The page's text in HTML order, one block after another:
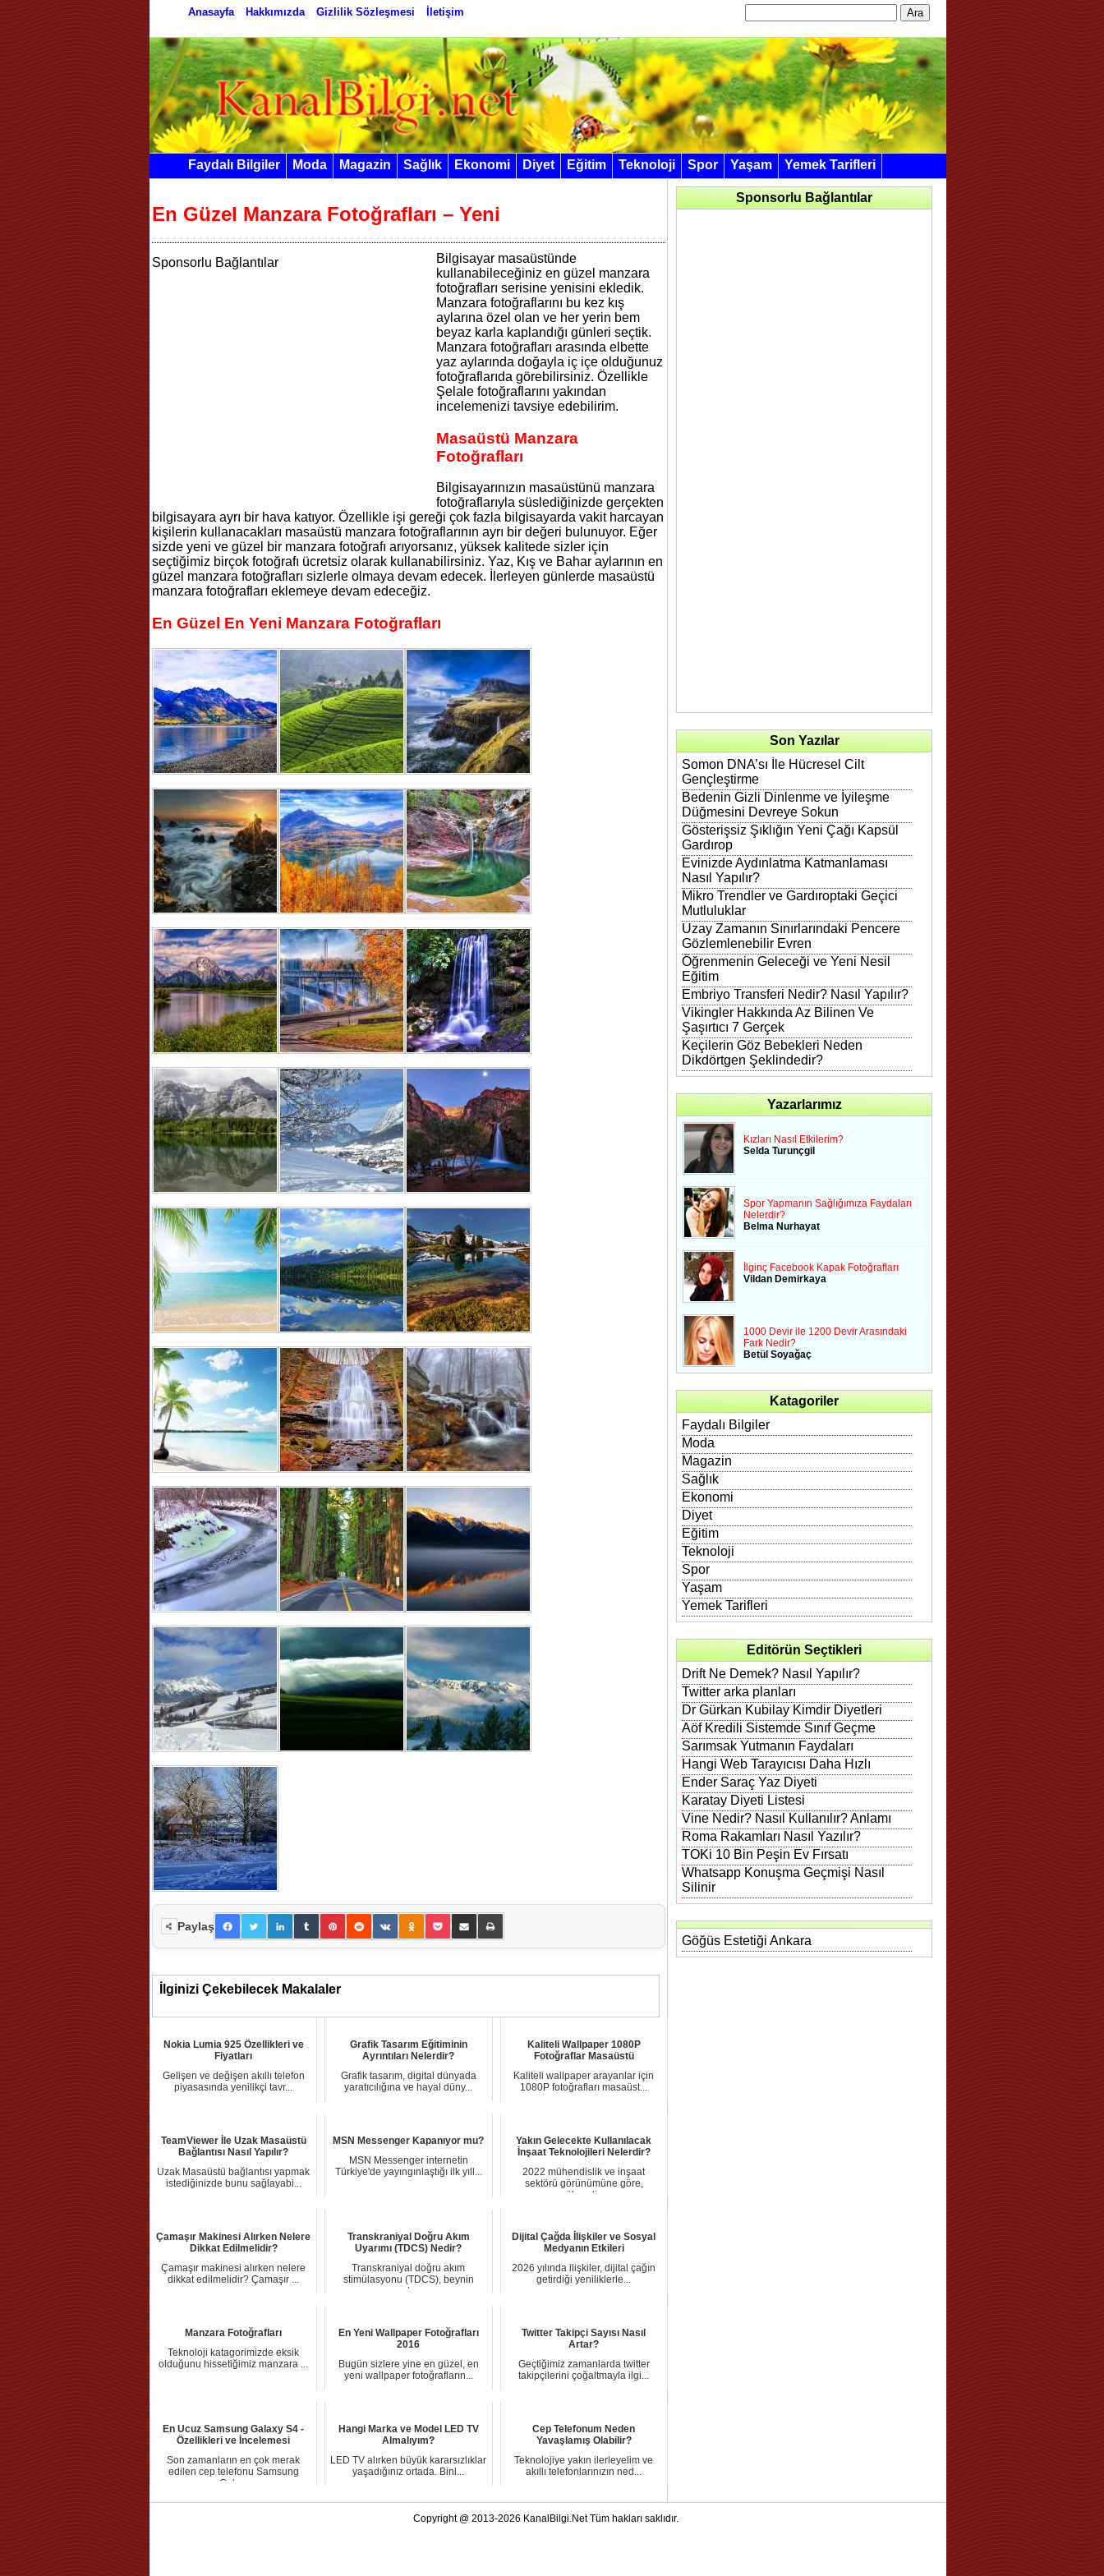
Anasayfa Hakkımızda Gizlilik Sözleşmesi İletişim
Faydalı Bilgiler Moda Magazin Sağlık Ekonomi Diyet Eğitim Teknoloji Spor Yaşam Yemek Tarifleri
En Güzel Manzara Fotoğrafları – Yeni
Sponsorlu Bağlantılar
Bilgisayar masaüstünde
kullanabileceğiniz en güzel manzara
fotoğrafları serisine yenisini ekledik.
Manzara fotoğraflarını bu kez kış
aylarına özel olan ve her yerin bem
beyaz karla kaplandığı günleri seçtik.
Manzara fotoğrafları arasında elbette
yaz aylarında doğayla iç içe olduğunuz
fotoğraflarıda görebilirsiniz. Özellikle
Şelale fotoğraflarını yakından
incelemenizi tavsiye edebilirim.
Masaüstü Manzara
Fotoğrafları
Bilgisayarınızın masaüstünü manzara
fotoğraflarıyla süslediğinizde gerçekten
bilgisayara ayrı bir hava katıyor. Özellikle işi gereği çok fazla bilgisayarda vakit harcayan
kişilerin kullanacakları masaüstü manzara fotoğraflarının ayrı bir değeri bulunuyor. Eğer
sizde yeni ve güzel bir manzara fotoğrafı arıyorsanız, yüksek kalitede sizler için
seçtiğimiz birçok fotoğrafı ücretsiz olarak kullanabilirsiniz. Yaz, Kış ve Bahar aylarının en
güzel manzara fotoğrafları sizlerle olmaya devam edecek. İlerleyen günlerde masaüstü
manzara fotoğrafları eklemeye devam edeceğiz.
En Güzel En Yeni Manzara Fotoğrafları
Paylaş
İlginizi Çekebilecek Makalaler
Nokia Lumia 925 Özellikleri ve
Fiyatları
Gelişen ve değişen akıllı telefon
piyasasında yenilikçi tavr...
Grafik Tasarım Eğitiminin
Ayrıntıları Nelerdir?
Grafik tasarım, digital dünyada
yaratıcılığına ve hayal düny...
Kaliteli Wallpaper 1080P
Fotoğraflar Masaüstü
Kaliteli wallpaper arayanlar için
1080P fotoğrafları masaüst...
TeamViewer İle Uzak Masaüstü
Bağlantısı Nasıl Yapılır?
Uzak Masaüstü bağlantısı yapmak
istediğinizde bunu sağlayabi...
MSN Messenger Kapanıyor mu?
MSN Messenger internetin
Türkiye'de yayıngınlaştığı ilk yıll...
Yakın Gelecekte Kullanılacak
İnşaat Teknolojileri Nelerdir?
2022 mühendislik ve inşaat
sektörü görünümüne göre,
mühendis...
Çamaşır Makinesi Alırken Nelere
Dikkat Edilmelidir?
Çamaşır makinesi alırken nelere
dikkat edilmelidir? Çamaşır ...
Transkraniyal Doğru Akım
Uyarımı (TDCS) Nedir?
Transkraniyal doğru akım
stimülasyonu (TDCS), beynin
serebra...
Dijital Çağda İlişkiler ve Sosyal
Medyanın Etkileri
2026 yılında ilişkiler, dijital çağın
getirdiği yeniliklerle...
Manzara Fotoğrafları
Teknoloji katagorimizde eksik
olduğunu hissetiğimiz manzara ...
En Yeni Wallpaper Fotoğrafları
2016
Bugün sizlere yine en güzel, en
yeni wallpaper fotoğrafların...
Twitter Takipçi Sayısı Nasıl
Artar?
Geçtiğimiz zamanlarda twitter
takipçilerini çoğaltmayla ilgi...
En Ucuz Samsung Galaxy S4 -
Özellikleri ve İncelemesi
Son zamanların en çok merak
edilen cep telefonu Samsung
Gala...
Hangi Marka ve Model LED TV
Almalıyım?
LED TV alırken büyük kararsızlıklar
yaşadığınız ortada. Binl...
Cep Telefonum Neden
Yavaşlamış Olabilir?
Teknolojiye yakın ilerleyelim ve
akıllı telefonlarınızın ned...
Sponsorlu Bağlantılar
Son Yazılar
Somon DNA’sı İle Hücresel Cilt
Gençleştirme
Bedenin Gizli Dinlenme ve İyileşme
Düğmesini Devreye Sokun
Gösterişsiz Şıklığın Yeni Çağı Kapsül
Gardırop
Evinizde Aydınlatma Katmanlaması
Nasıl Yapılır?
Mikro Trendler ve Gardıroptaki Geçici
Mutluluklar
Uzay Zamanın Sınırlarındaki Pencere
Gözlemlenebilir Evren
Öğrenmenin Geleceği ve Yeni Nesil
Eğitim
Embriyo Transferi Nedir? Nasıl Yapılır?
Vikingler Hakkında Az Bilinen Ve
Şaşırtıcı 7 Gerçek
Keçilerin Göz Bebekleri Neden
Dikdörtgen Şeklindedir?
Yazarlarımız
Kızları Nasıl Etkilerim?
Selda Turunçgil
Spor Yapmanın Sağlığımıza Faydaları
Nelerdir?
Belma Nurhayat
İlginç Facebook Kapak Fotoğrafları
Vildan Demirkaya
1000 Devir ile 1200 Devir Arasındaki
Fark Nedir?
Betül Soyağaç
Katagoriler
Faydalı Bilgiler
Moda
Magazin
Sağlık
Ekonomi
Diyet
Eğitim
Teknoloji
Spor
Yaşam
Yemek Tarifleri
Editörün Seçtikleri
Drift Ne Demek? Nasıl Yapılır?
Twitter arka planları
Dr Gürkan Kubilay Kimdir Diyetleri
Aöf Kredili Sistemde Sınıf Geçme
Sarımsak Yutmanın Faydaları
Hangi Web Tarayıcısı Daha Hızlı
Ender Saraç Yaz Diyeti
Karatay Diyeti Listesi
Vine Nedir? Nasıl Kullanılır? Anlamı
Roma Rakamları Nasıl Yazılır?
TOKi 10 Bin Peşin Ev Fırsatı
Whatsapp Konuşma Geçmişi Nasıl
Silinir
Göğüs Estetiği Ankara
Copyright @ 2013-2026 KanalBilgi.Net Tüm hakları saklıdır.